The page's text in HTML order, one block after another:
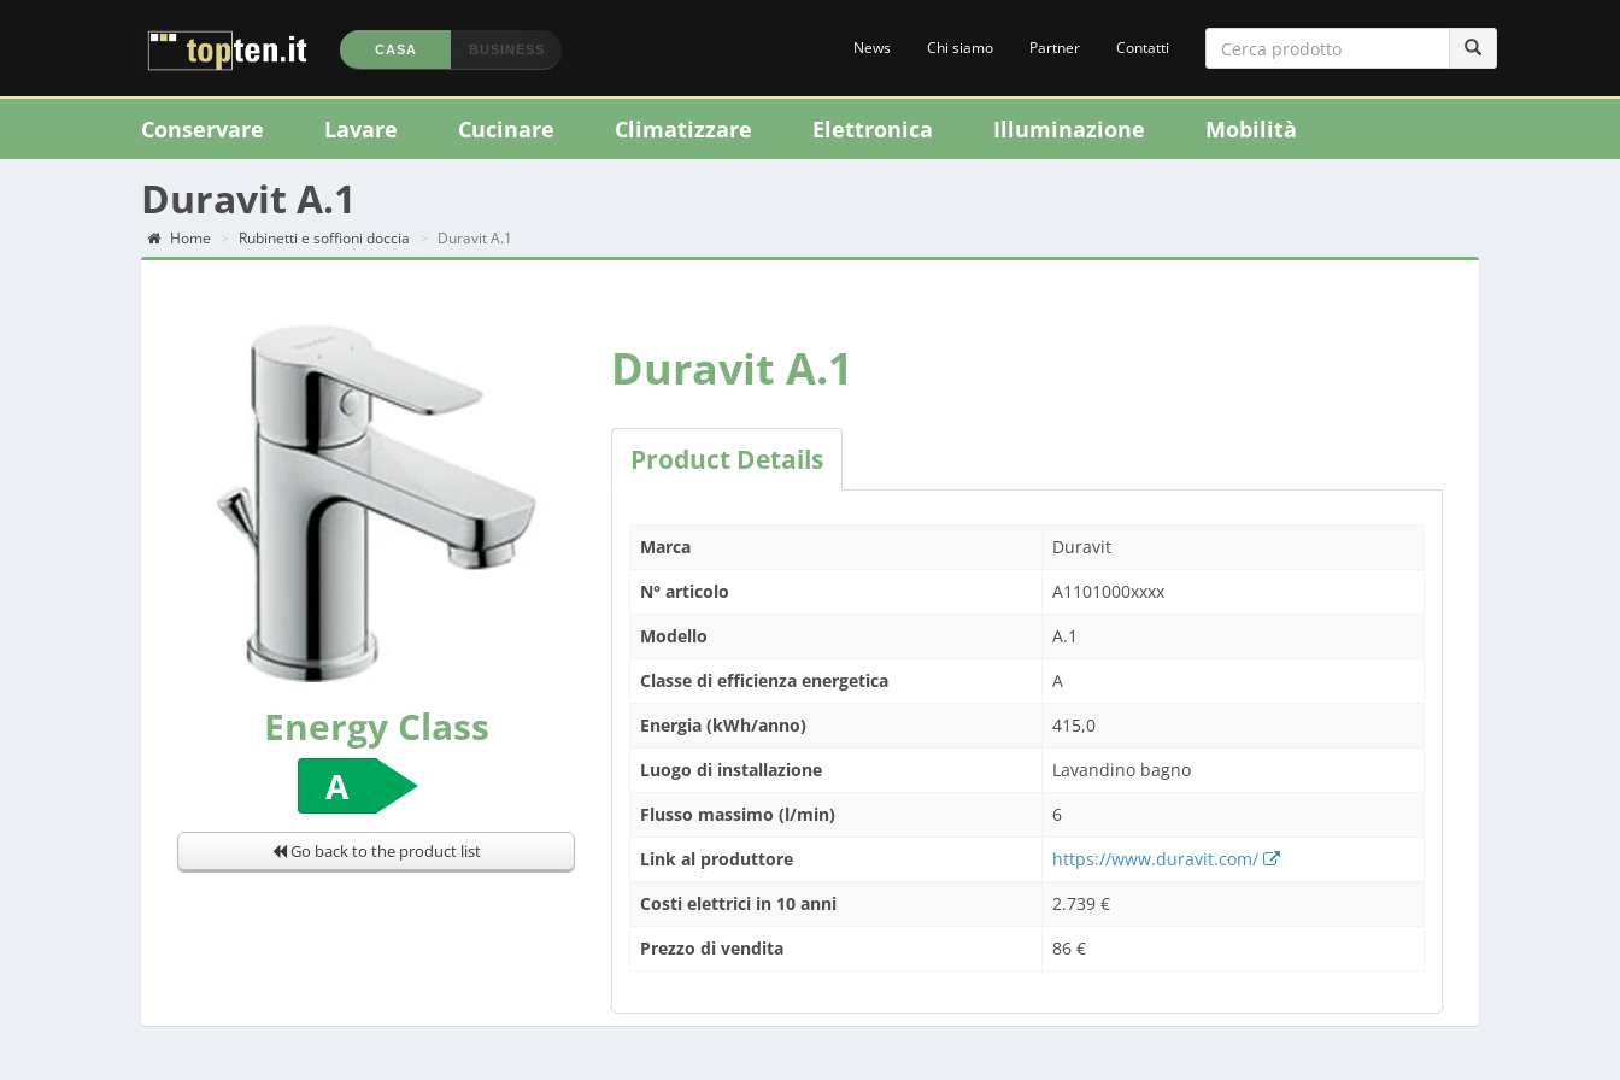
CASA BUSINESS News Chi siamo Partner Contatti
Conservare Lavare Cucinare Climatizzare Elettronica Illuminazione Mobilità
Duravit A.1
Home Rubinetti e soffioni doccia Duravit A.1
Energy Class
A
Go back to the product list
Duravit A.1
Product Details
Marca
Duravit
N° articolo
A1101000xxxx
Modello
A.1
Classe di efficienza energetica
A
Energia (kWh/anno)
415,0
Luogo di installazione
Lavandino bagno
Flusso massimo (l/min)
6
Link al produttore
https://www.duravit.com/
Costi elettrici in 10 anni
2.739 €
Prezzo di vendita
86 €